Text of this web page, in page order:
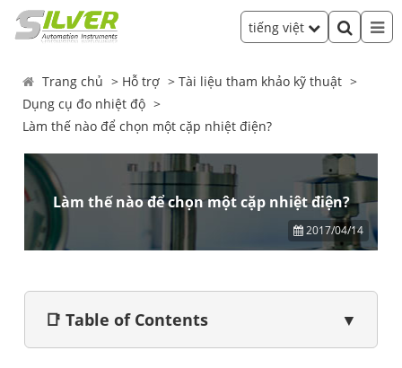
tiếng việt
Trang chủ Hỗ trợ
Tài liệu tham khảo kỹ thuật
Dụng cụ đo nhiệt độ
Làm thế nào để chọn một cặp nhiệt điện?
Làm thế nào để chọn một cặp nhiệt điện?
2017/04/14
📑 Table of Contents ▼